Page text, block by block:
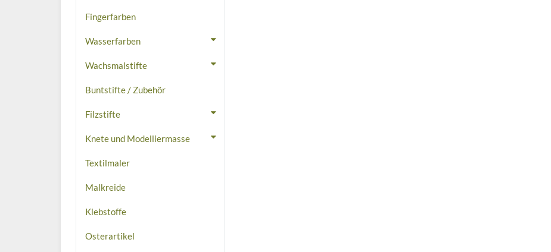
Fingerfarben
Wasserfarben
Wachsmalstifte
Buntstifte / Zubehör
Filzstifte
Knete und Modelliermasse
Textilmaler
Malkreide
Klebstoffe
Osterartikel